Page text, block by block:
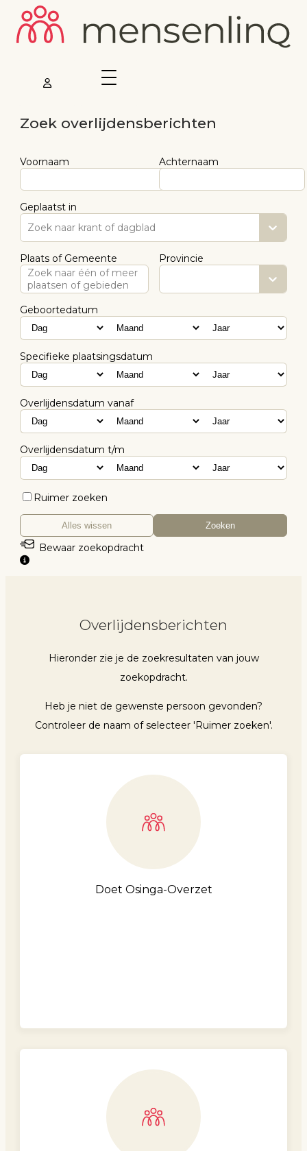
Zoek overlijdensberichten
Voornaam Achternaam
Geplaatst in
Zoek naar krant of dagblad
Plaats of Gemeente
Zoek naar één of meer
plaatsen of gebieden
Provincie
Geboortedatum
Specifieke plaatsingsdatum
Overlijdensdatum vanaf
Overlijdensdatum t/m
Ruimer zoeken
Alles wissen Zoeken
Bewaar zoekopdracht
Overlijdensberichten
Hieronder zie je de zoekresultaten van jouw
zoekopdracht.
Heb je niet de gewenste persoon gevonden?
Controleer de naam of selecteer 'Ruimer zoeken'.
Doet Osinga-Overzet